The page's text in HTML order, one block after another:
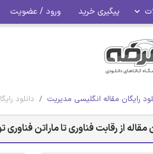
پیگیری خرید ورود / عضویت
رایگان مقاله انگلیسی مدیریت دانلود
مقاله از رقابت فناوری تا ماراتن